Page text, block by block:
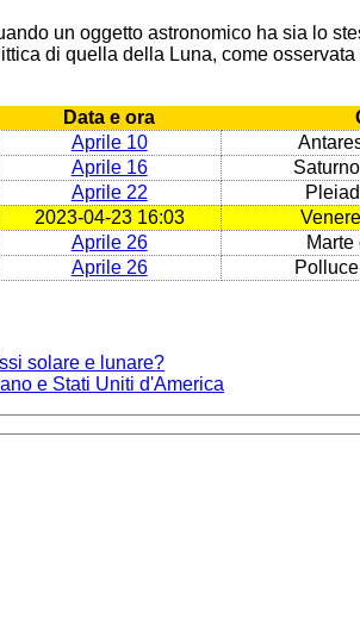
un oggetto astronomico ha sia lo
di quella della Luna, come osservata
Data e ora
Aprile 10
Aprile 16
Aprile 22
2023-04-23 16:03
Aprile 26
Aprile 26
solare e lunare?
e Stati Uniti d'America